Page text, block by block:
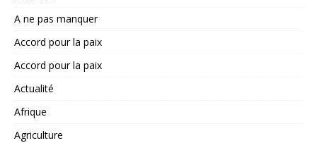
A ne pas manquer
Accord pour la paix
Accord pour la paix
Actualité
Afrique
Agriculture